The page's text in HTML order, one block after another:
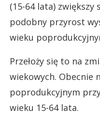
(15-64 lata) zwiększy
podobny przyrost
wieku
Przełoży się to na
wiekowych. Obecnie
poprodukcyjnym
wieku 15-64 lata.